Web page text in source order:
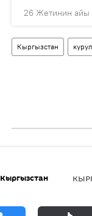
26 Жетинин айы
Кыргызстан
Кыргызстан